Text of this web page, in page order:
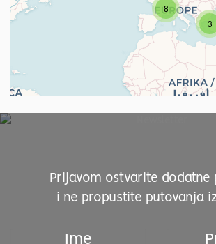
3
8
Prijavom ostvarite dodatne
i ne propustite putovanja